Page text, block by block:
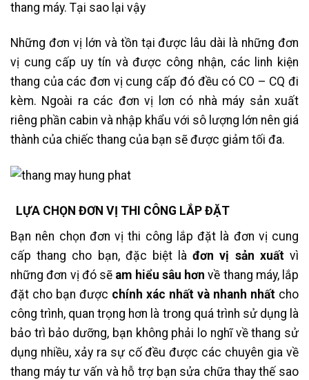
thang máy. Tại sao lại vậy
Những đơn vị lớn và tồn tại được lâu dài là những đơn
vị cung cấp uy tín và được công nhận, các linh kiện
thang của các đơn vị cung cấp đó đều có CO – CQ đi
kèm. Ngoài ra các đơn vị lơn có nhà máy sản xuất
riêng phần cabin và nhập khẩu với sô lượng lớn nên giá
thành của chiếc thang của bạn sẽ được giảm tối đa.
LỰA CHỌN ĐƠN VỊ THI CÔNG LẮP ĐẶT
Bạn nên chọn đơn vị thi công lắp đặt là đơn vị cung
cấp thang cho bạn, đặc biệt làđơn vị sản xuấtvì
những đơn vị đó sẽ am hiểu sâu hơn về thang máy, lắp
đặt cho bạn được chính xác nhất và nhanh nhất cho
công trình, quan trọng hơn là trong quá trình sử dụng là
bảo trì bảo dưỡng, bạn không phải lo nghĩ về thang sử
dụng nhiều, xảy ra sự cố đều được các chuyên gia về
thang máy tư vấn và hỗ trợ bạn sửa chữa thay thế sao